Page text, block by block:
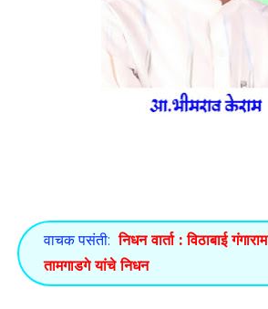
वाचक पसंती: निधन वार्ता : विठाबाई गंगाराम
तामगाडगे यांचे निधन